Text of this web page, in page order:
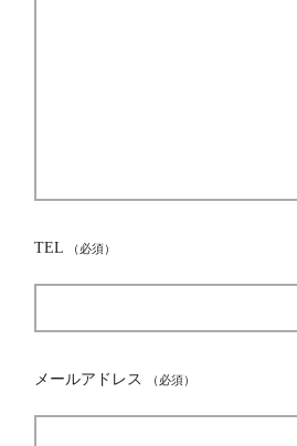
TEL （必須）
メールアドレス （必須）